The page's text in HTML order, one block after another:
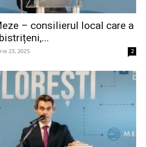
– consilierul local care a
23, 2025 2